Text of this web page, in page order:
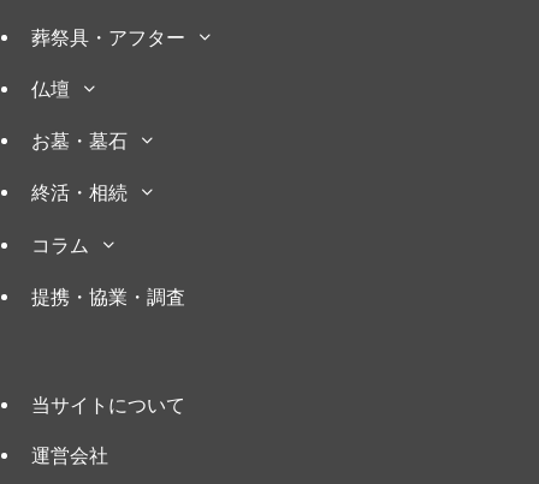
葬祭具・アフター
仏壇
お墓・墓石
終活・相続
コラム
提携・協業・調査
当サイトについて
運営会社